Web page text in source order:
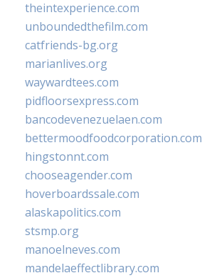
theintexperience.com
unboundedthefilm.com
catfriends-bg.org
marianlives.org
waywardtees.com
pidfloorsexpress.com
bancodevenezuelaen.com
bettermoodfoodcorporation.com
hingstonnt.com
chooseagender.com
hoverboardssale.com
alaskapolitics.com
stsmp.org
manoelneves.com
mandelaeffectlibrary.com